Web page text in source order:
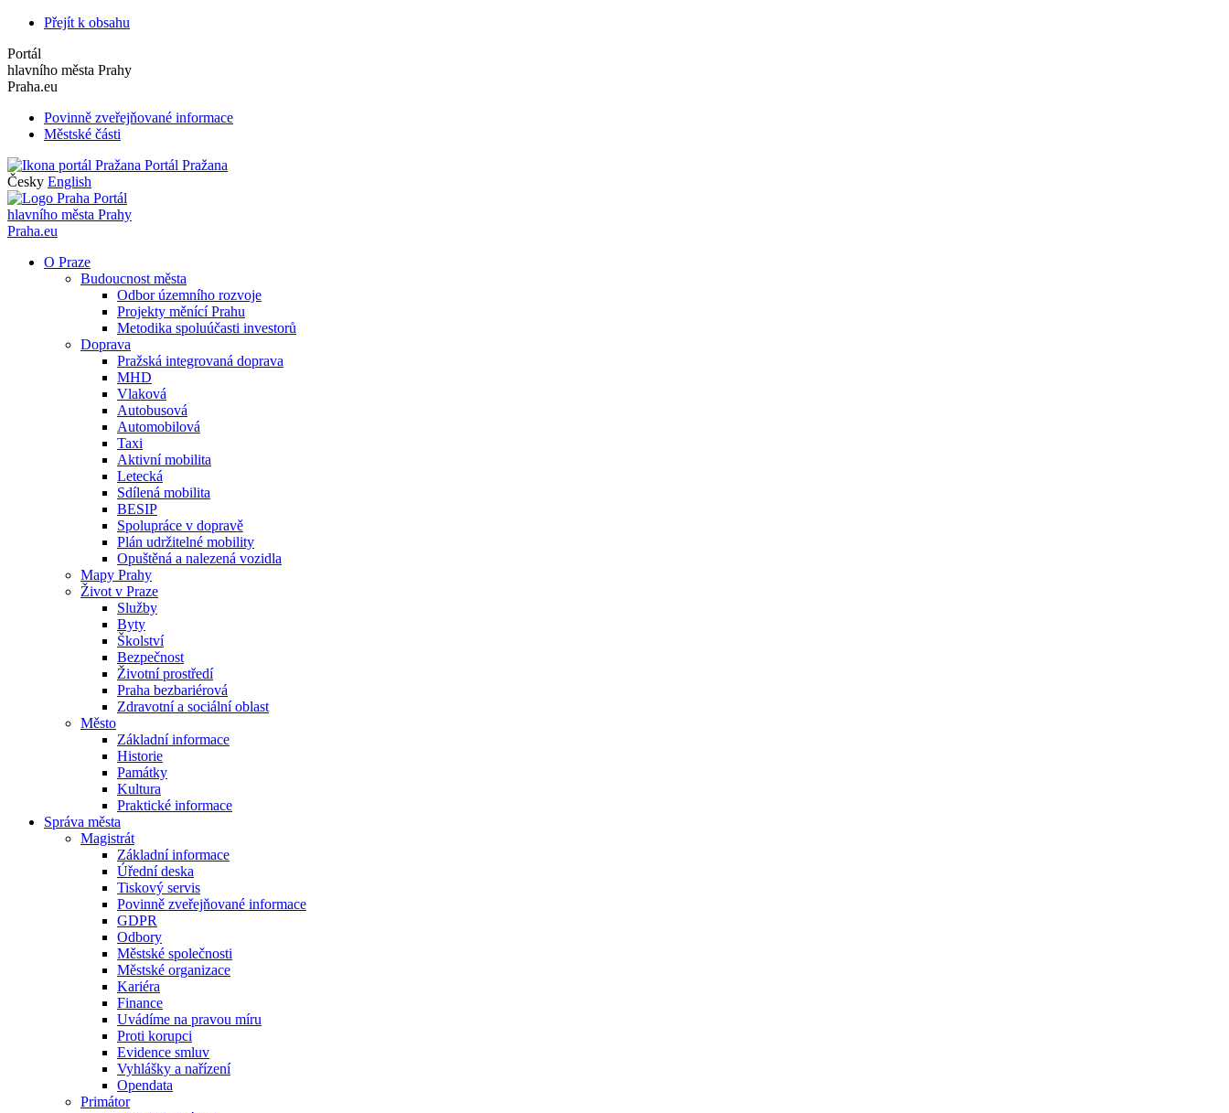
Přejít k obsahu
Portál
hlavního města Prahy
Praha.eu
Povinně zveřejňované informace
Městské části
Portál Pražana
Česky English
Portál
hlavního města Prahy
Praha.eu
O Praze
Budoucnost města
Odbor územního rozvoje
Projekty měnící Prahu
Metodika spoluúčasti investorů
Doprava
Pražská integrovaná doprava
MHD
Vlaková
Autobusová
Automobilová
Taxi
Aktivní mobilita
Letecká
Sdílená mobilita
BESIP
Spolupráce v dopravě
Plán udržitelné mobility
Opuštěná a nalezená vozidla
Mapy Prahy
Život v Praze
Služby
Byty
Školství
Bezpečnost
Životní prostředí
Praha bezbariérová
Zdravotní a sociální oblast
Město
Základní informace
Historie
Památky
Kultura
Praktické informace
Správa města
Magistrát
Základní informace
Úřední deska
Tiskový servis
Povinně zveřejňované informace
GDPR
Odbory
Městské společnosti
Městské organizace
Kariéra
Finance
Uvádíme na pravou míru
Proti korupci
Evidence smluv
Vyhlášky a nařízení
Opendata
Primátor